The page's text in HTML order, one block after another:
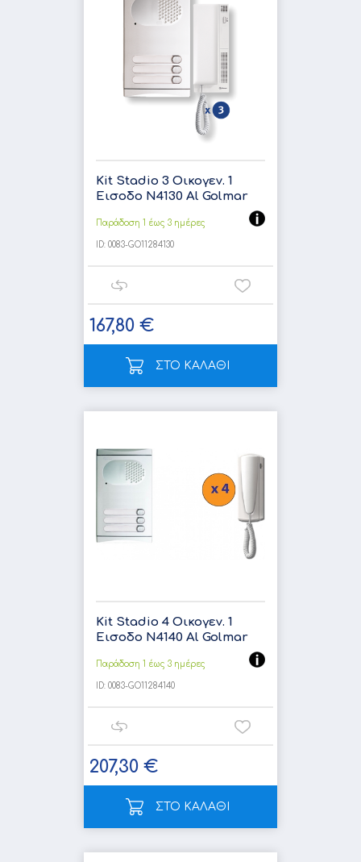
Kit Stadio 3 Οικογεν. 1
Εισοδο N4130 Al Golmar
Παράδοση 1 έως 3 ημέρες
ID: 0083-GO11284130
167,80 €
ΣΤΟ ΚΑΛΑΘΙ
Kit Stadio 4 Οικογεν. 1
Εισοδο N4140 Al Golmar
Παράδοση 1 έως 3 ημέρες
ID: 0083-GO11284140
207,30 €
ΣΤΟ ΚΑΛΑΘΙ